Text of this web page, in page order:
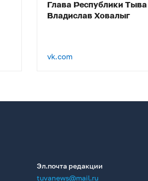
Глава Республики Тыва
Владислав Ховалыг
vk.com
Эл.почта редакции
tuvanews@mail.ru